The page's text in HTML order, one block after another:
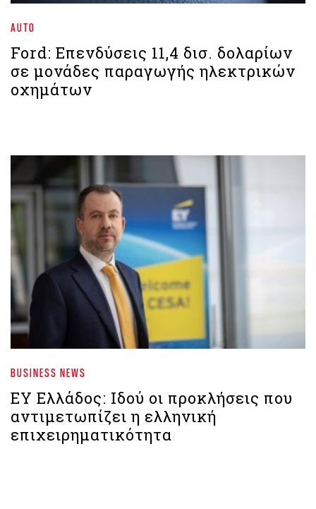
AUTO
Ford: Επενδύσεις 11,4 δισ. δολαρίων
σε μονάδες παραγωγής ηλεκτρικών
οχημάτων
BUSINESS NEWS
EY Ελλάδος: Ιδού οι προκλήσεις που
αντιμετωπίζει η ελληνική
επιχειρηματικότητα